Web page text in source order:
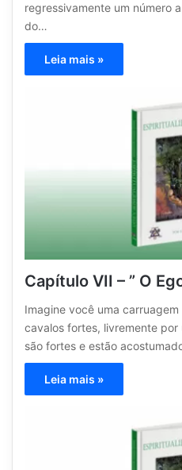
regressivamente um número
do…
Leia mais »
Capítulo VII – ” O
Imagine você uma
cavalos fortes, livremente
são fortes e estão
Leia mais »